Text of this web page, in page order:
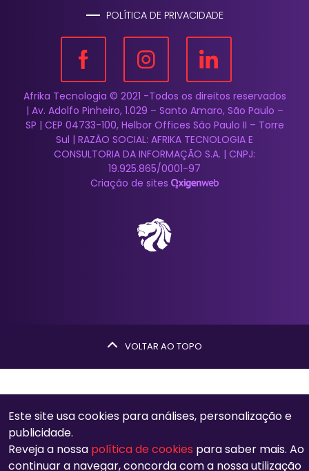
POLÍTICA DE PRIVACIDADE
Afrika Tecnologia © 2021 -Todos os direitos reservados
| Av. Adolfo Pinheiro, 1.029 – Santo Amaro, São Paulo –
SP | CEP 04733-100, Helbor Offices São Paulo II – Torre
Sul | RAZÃO SOCIAL: AFRIKA TECNOLOGIA E
CONSULTORIA DA INFORMAÇÃO S.A. | CNPJ:
19.925.865/0001-97
Criação de sites
VOLTAR AO TOPO
Este site usa cookies para análises, personalização e
publicidade.
Reveja a nossa política de cookies para saber mais. Ao
continuar a navegar, concorda com a nossa utilização